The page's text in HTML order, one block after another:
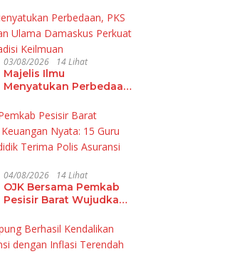
Basyid Fajar Baru
Lamsel
03/08/2026 14 Lihat
Majelis Ilmu
Menyatukan Perbedaan,
Ulama Damaskus
Perkuat Ukhuwah dan
Tradisi Keilmuan
04/08/2026 14 Lihat
OJK Bersama Pemkab
Pesisir Barat Wujudkan
15 Guru dan Tenaga
Pendidik Terima Polis
Asuransi Jiwa